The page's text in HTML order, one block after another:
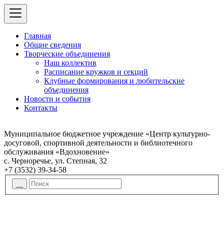
Главная
Общие сведения
Творческие объединения
Наш коллектив
Расписание кружков и секций
Клубные формирования и любительские
объединения
Новости и события
Контакты
Муниципальное бюджетное учреждение «Центр культурно-
досуговой, спортивной деятельности и библиотечного
обслуживания «Вдохновение»
с. Черноречье, ул. Степная, 32
+7 (3532) 39-34-58